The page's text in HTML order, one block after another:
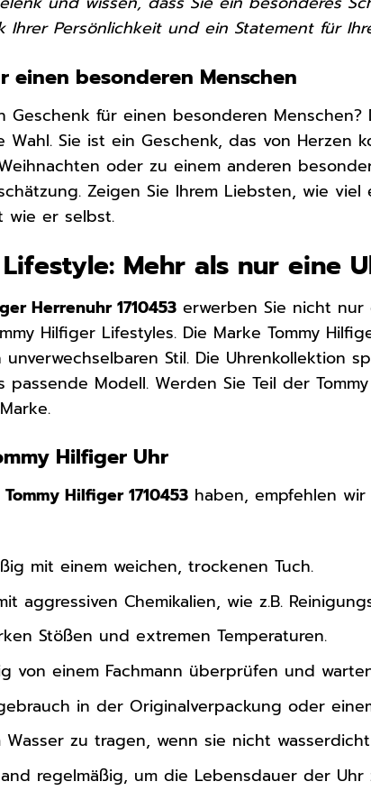
Ihrer Persönlichkeit und ein Statement für
einen besonderen Menschen
Geschenk für einen besonderen
Wahl. Sie ist ein Geschenk, das von Herzen
oder zu einem anderen
Zeigen Sie Ihrem Liebsten, wie
wie er selbst.
Mehr als nur eine
Herrenuhr 1710453 erwerben Sie nicht
Hilfiger Lifestyles. Die Marke Tommy
Stil. Die Uhrenkollektion
Modell. Werden Sie Teil der
Hilfiger Uhr
Tommy Hilfiger 1710453 haben, empfehlen
mit einem weichen, trockenen Tuch.
aggressiven Chemikalien, wie z.B.
Stößen und extremen Temperaturen.
von einem Fachmann überprüfen und
in der Originalverpackung oder
zu tragen, wenn sie nicht
regelmäßig, um die Lebensdauer der Uhr